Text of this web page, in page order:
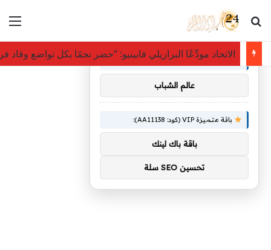
بحث عن
الاتحاد مودِّعًا البرازيلي فابينيو: “حضر نجمًا بكل تواضع
توصيات :
باقة متميزة VIP (كود: AA86842):
عالم الشباب
باقة متميزة VIP (كود: AA11138):
باقة باك لينك
تحسين SEO سلة